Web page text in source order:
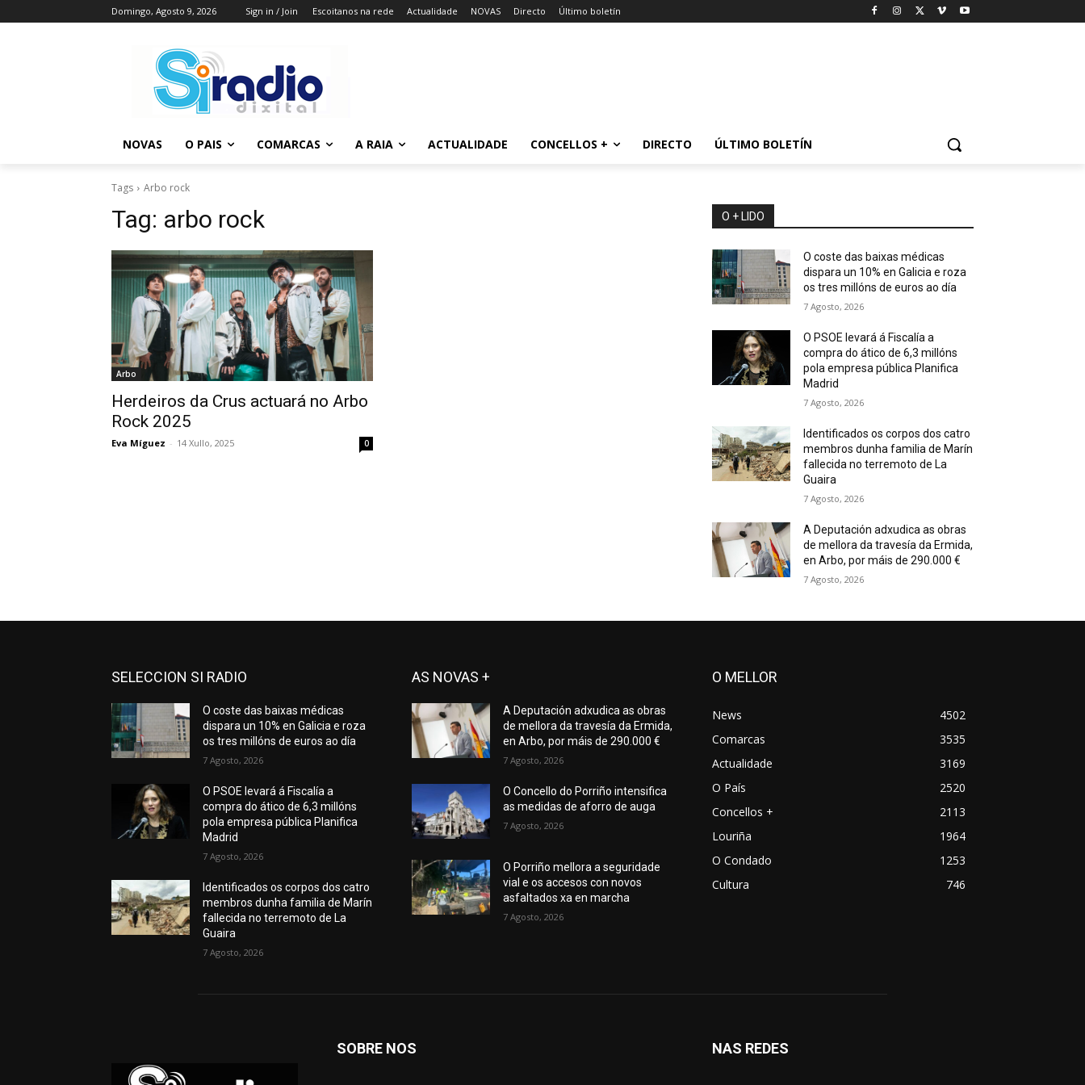
Domingo, Agosto 9, 2026 Sign in / Join Escoitanos na rede Actualidade NOVAS Directo Último boletín
NOVAS O PAIS COMARCAS A RAIA ACTUALIDADE CONCELLOS + DIRECTO ÚLTIMO BOLETÍN
Tags Arbo rock
Tag: arbo rock
Arbo
Herdeiros da Crus actuará no Arbo
Rock 2025
Eva Míguez - 14 Xullo, 2025 0
O + LIDO
O coste das baixas médicas
dispara un 10% en Galicia e roza
os tres millóns de euros ao día
7 Agosto, 2026
O PSOE levará á Fiscalía a
compra do ático de 6,3 millóns
pola empresa pública Planifica
Madrid
7 Agosto, 2026
Identificados os corpos dos catro
membros dunha familia de Marín
fallecida no terremoto de La
Guaira
7 Agosto, 2026
A Deputación adxudica as obras
de mellora da travesía da Ermida,
en Arbo, por máis de 290.000 €
7 Agosto, 2026
SELECCION SI RADIO
O coste das baixas médicas
dispara un 10% en Galicia e roza
os tres millóns de euros ao día
7 Agosto, 2026
O PSOE levará á Fiscalía a
compra do ático de 6,3 millóns
pola empresa pública Planifica
Madrid
7 Agosto, 2026
Identificados os corpos dos catro
membros dunha familia de Marín
fallecida no terremoto de La
Guaira
7 Agosto, 2026
AS NOVAS +
A Deputación adxudica as obras
de mellora da travesía da Ermida,
en Arbo, por máis de 290.000 €
7 Agosto, 2026
O Concello do Porriño intensifica
as medidas de aforro de auga
7 Agosto, 2026
O Porriño mellora a seguridade
vial e os accesos con novos
asfaltados xa en marcha
7 Agosto, 2026
O MELLOR
News
4502
Comarcas
3535
Actualidade
3169
O País
2520
Concellos +
2113
Louriña
1964
O Condado
1253
Cultura
746
SOBRE NOS NAS REDES